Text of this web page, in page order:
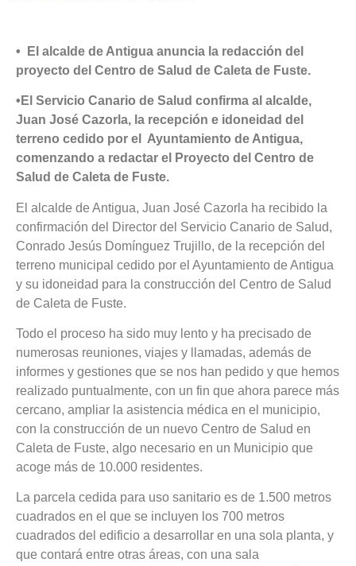
• El alcalde de Antigua anuncia la redacción del
proyecto del Centro de Salud de Caleta de Fuste.
•El Servicio Canario de Salud confirma al alcalde,
Juan José Cazorla, la recepción e idoneidad del
terreno cedido por el Ayuntamiento de Antigua,
comenzando a redactar el Proyecto del Centro de
Salud de Caleta de Fuste.
El alcalde de Antigua, Juan José Cazorla ha recibido la
confirmación del Director del Servicio Canario de Salud,
Conrado Jesús Domínguez Trujillo, de la recepción del
terreno municipal cedido por el Ayuntamiento de Antigua
y su idoneidad para la construcción del Centro de Salud
de Caleta de Fuste.
Todo el proceso ha sido muy lento y ha precisado de
numerosas reuniones, viajes y llamadas, además de
informes y gestiones que se nos han pedido y que hemos
realizado puntualmente, con un fin que ahora parece más
cercano, ampliar la asistencia médica en el municipio,
con la construcción de un nuevo Centro de Salud en
Caleta de Fuste, algo necesario en un Municipio que
acoge más de 10.000 residentes.
La parcela cedida para uso sanitario es de 1.500 metros
cuadrados en el que se incluyen los 700 metros
cuadrados del edificio a desarrollar en una sola planta, y
que contará entre otras áreas, con una sala